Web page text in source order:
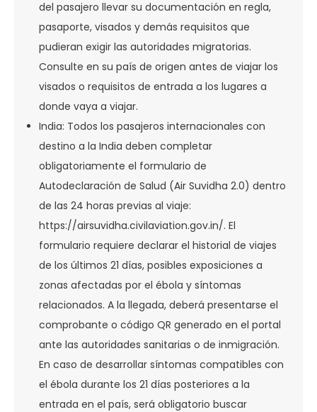
del pasajero llevar su documentación en regla,
pasaporte, visados y demás requisitos que
pudieran exigir las autoridades migratorias.
Consulte en su país de origen antes de viajar los
visados o requisitos de entrada a los lugares a
donde vaya a viajar.
India: Todos los pasajeros internacionales con
destino a la India deben completar
obligatoriamente el formulario de
Autodeclaración de Salud (Air Suvidha 2.0) dentro
de las 24 horas previas al viaje:
https://airsuvidha.civilaviation.gov.in/. El
formulario requiere declarar el historial de viajes
de los últimos 21 días, posibles exposiciones a
zonas afectadas por el ébola y síntomas
relacionados. A la llegada, deberá presentarse el
comprobante o código QR generado en el portal
ante las autoridades sanitarias o de inmigración.
En caso de desarrollar síntomas compatibles con
el ébola durante los 21 días posteriores a la
entrada en el país, será obligatorio buscar